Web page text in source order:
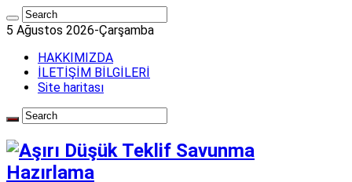
5 Ağustos 2026-Çarşamba
HAKKIMIZDA
İLETİŞİM BİLGİLERİ
Site haritası